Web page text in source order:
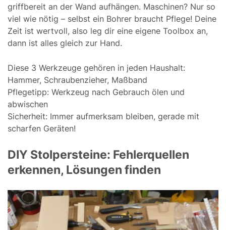
griffbereit an der Wand aufhängen. Maschinen? Nur so
viel wie nötig – selbst ein Bohrer braucht Pflege! Deine
Zeit ist wertvoll, also leg dir eine eigene Toolbox an,
dann ist alles gleich zur Hand.
Diese 3 Werkzeuge gehören in jeden Haushalt:
Hammer, Schraubenzieher, Maßband
Pflegetipp: Werkzeug nach Gebrauch ölen und
abwischen
Sicherheit: Immer aufmerksam bleiben, gerade mit
scharfen Geräten!
DIY Stolpersteine: Fehlerquellen
erkennen, Lösungen finden